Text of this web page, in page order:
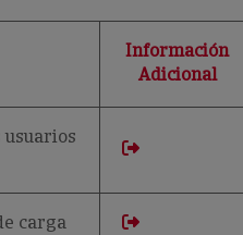
Información
Adicional
carga